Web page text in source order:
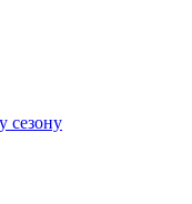
сезону